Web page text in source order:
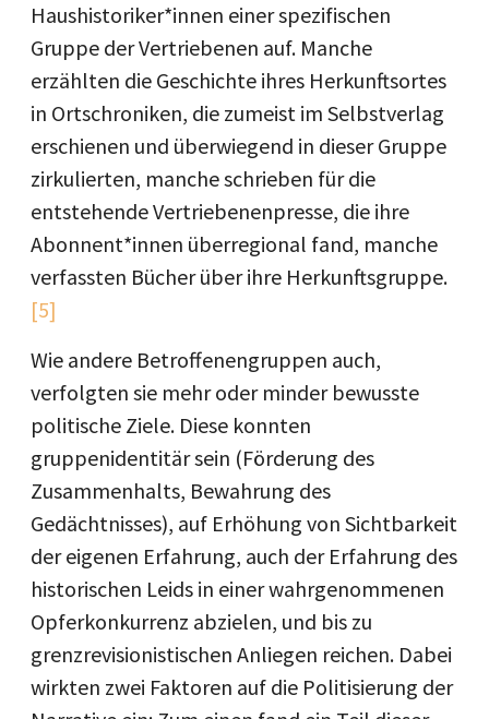
Haushistoriker*innen einer spezifischen
Gruppe der Vertriebenen auf. Manche
erzählten die Geschichte ihres Herkunftsortes
in Ortschroniken, die zumeist im Selbstverlag
erschienen und überwiegend in dieser Gruppe
zirkulierten, manche schrieben für die
entstehende Vertriebenenpresse, die ihre
Abonnent*innen überregional fand, manche
verfassten Bücher über ihre Herkunftsgruppe.
[5]
Wie andere Betroffenengruppen auch,
verfolgten sie mehr oder minder bewusste
politische Ziele. Diese konnten
gruppenidentitär sein (Förderung des
Zusammenhalts, Bewahrung des
Gedächtnisses), auf Erhöhung von Sichtbarkeit
der eigenen Erfahrung, auch der Erfahrung des
historischen Leids in einer wahrgenommenen
Opferkonkurrenz abzielen, und bis zu
grenzrevisionistischen Anliegen reichen. Dabei
wirkten zwei Faktoren auf die Politisierung der